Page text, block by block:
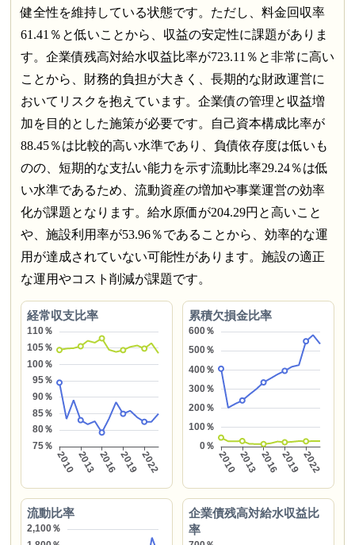
健全性を維持している状態です。ただし、料金回収率
61.41％と低いことから、収益の安定性に課題がありま
す。企業債残高対給水収益比率が723.11％と非常に高い
ことから、財務的負担が大きく、長期的な財政運営に
おいてリスクを抱えています。企業債の管理と収益増
加を目的とした施策が必要です。自己資本構成比率が
88.45％は比較的高い水準であり、負債依存度は低いも
のの、短期的な支払い能力を示す流動比率29.24％は低
い水準であるため、流動資産の増加や事業運営の効率
化が課題となります。給水原価が204.29円と高いこと
や、施設利用率が53.96％であることから、効率的な運
用が達成されていない可能性があります。施設の適正
な運用やコスト削減が課題です。
経常収支比率 累積欠損金比率
流動比率
企業債残高対給水収益比
率